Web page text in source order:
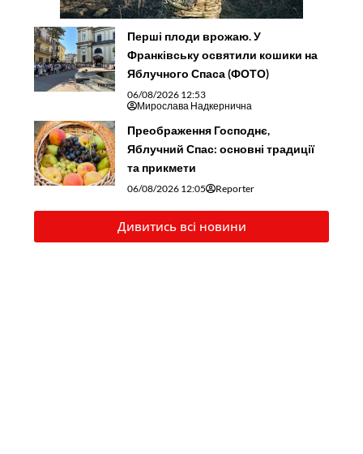
Перші плоди врожаю. У
Франківську освятили кошики на
Яблучного Спаса (ФОТО)
06/08/2026 12:53
Мирослава Надкернична
Преображення Господнє,
Яблучний Спас: основні традиції
та прикмети
06/08/2026 12:05 Reporter
Дивитись всі новини